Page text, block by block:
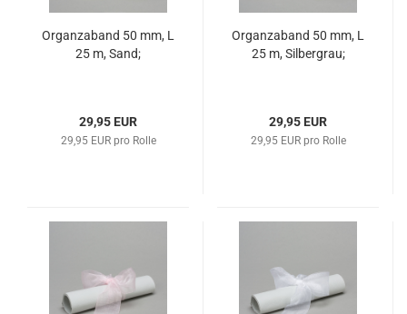
Organzaband 50 mm, L
25 m, Sand;
29,95 EUR
29,95 EUR pro Rolle
Organzaband 50 mm, L
25 m, Silbergrau;
29,95 EUR
29,95 EUR pro Rolle